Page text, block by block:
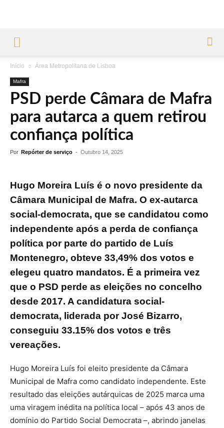
Início Área Metropolitana de Lisboa
Mafra
PSD perde Câmara de Mafra
para autarca a quem retirou
confiança política
Por Repórter de serviço - Outubro 14, 2025
Hugo Moreira Luís é o novo presidente da
Câmara Municipal de Mafra. O ex-autarca
social-democrata, que se candidatou como
independente após a perda de confiança
política por parte do partido de Luís
Montenegro, obteve 33,49% dos votos e
elegeu quatro mandatos. É a primeira vez
que o PSD perde as eleições no concelho
desde 2017. A candidatura social-
democrata, liderada por José Bizarro,
conseguiu 33.15% dos votos e três
vereações.
Hugo Moreira Luís foi eleito presidente da Câmara
Municipal de Mafra como candidato independente. Este
resultado das eleições autárquicas de 2025 marca uma
uma viragem inédita na política local – após 43 anos de
domínio do Partido Social Democrata –, abrindo janelas